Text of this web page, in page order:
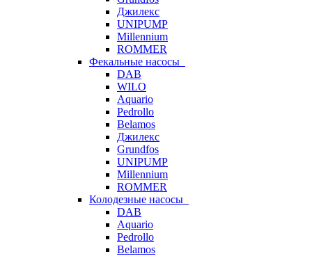
Джилекс
UNIPUMP
Millennium
ROMMER
Фекальные насосы
DAB
WILO
Aquario
Pedrollo
Belamos
Джилекс
Grundfos
UNIPUMP
Millennium
ROMMER
Колодезные насосы
DAB
Aquario
Pedrollo
Belamos